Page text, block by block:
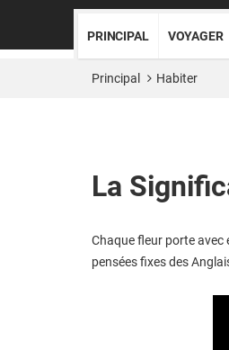
PRINCIPAL VOYAGER
Principal Habiter
La
Chaque fleur porte avec
pensées fixes des